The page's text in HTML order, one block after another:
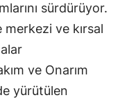
sürdürüyor.
merkezi ve kırsal
ve Onarım
yürütülen